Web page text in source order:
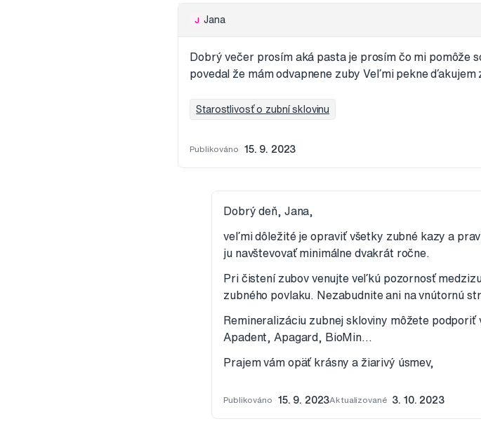
J Jana
Dobrý večer prosím aká pasta je prosím čo mi pomôže
povedal že mám odvapnene zuby Veľmi pekne
Starostlivosť o zubní sklovinu
Publikováno 15. 9. 2023
Dobrý deň, Jana,
veľmi dôležité je opraviť všetky zubné kazy a
ju navštevovať minimálne dvakrát ročne.
Pri čistení zubov venujte veľkú pozornosť
zubného povlaku. Nezabudnite ani na vnútornú
Remineralizáciu zubnej skloviny môžete
Apadent, Apagard, BioMin...
Prajem vám opäť krásny a žiarivý úsmev,
Publikováno 15. 9. 2023Aktualizované 3. 10. 2023